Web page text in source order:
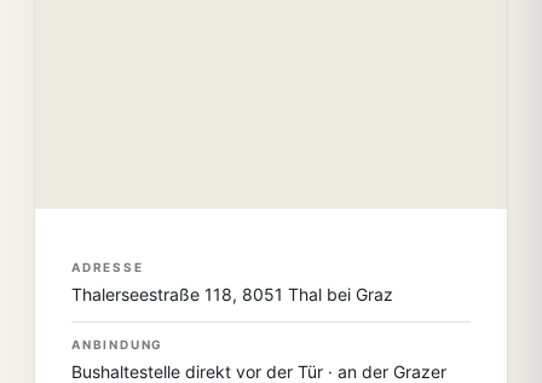
ADRESSE
Thalerseestraße 118, 8051 Thal bei Graz
ANBINDUNG
Bushaltestelle direkt vor der Tür · an der Grazer